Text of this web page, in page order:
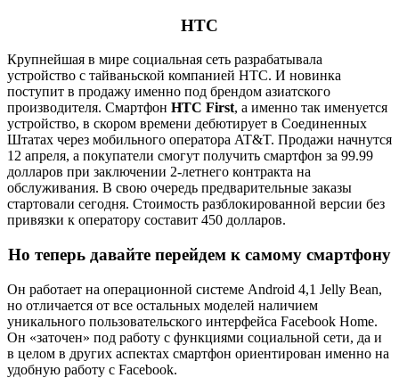
HTC
Крупнейшая в мире социальная сеть разрабатывала
устройство с тайваньской компанией HTC. И новинка
поступит в продажу именно под брендом азиатского
производителя. Смартфон HTC First, а именно так именуется
устройство, в скором времени дебютирует в Соединенных
Штатах через мобильного оператора AT&T. Продажи начнутся
12 апреля, а покупатели смогут получить смартфон за 99.99
долларов при заключении 2-летнего контракта на
обслуживания. В свою очередь предварительные заказы
стартовали сегодня. Стоимость разблокированной версии без
привязки к оператору составит 450 долларов.
Но теперь давайте перейдем к самому смартфону
Он работает на операционной системе Android 4,1 Jelly Bean,
но отличается от все остальных моделей наличием
уникального пользовательского интерфейса Facebook Home.
Он «заточен» под работу с функциями социальной сети, да и
в целом в других аспектах смартфон ориентирован именно на
удобную работу с Facebook.